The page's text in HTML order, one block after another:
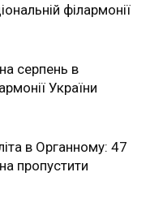
філармонії
серпень в
України
в Органному: 47
пропустити